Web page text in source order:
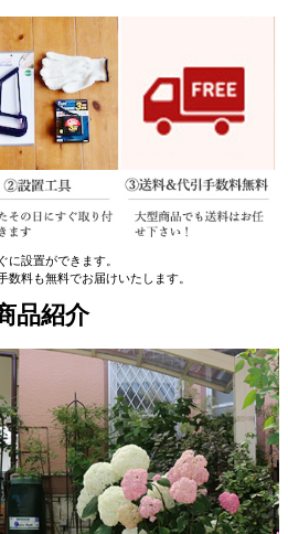
に設置ができます。
料も無料でお届けいたします。
品紹介